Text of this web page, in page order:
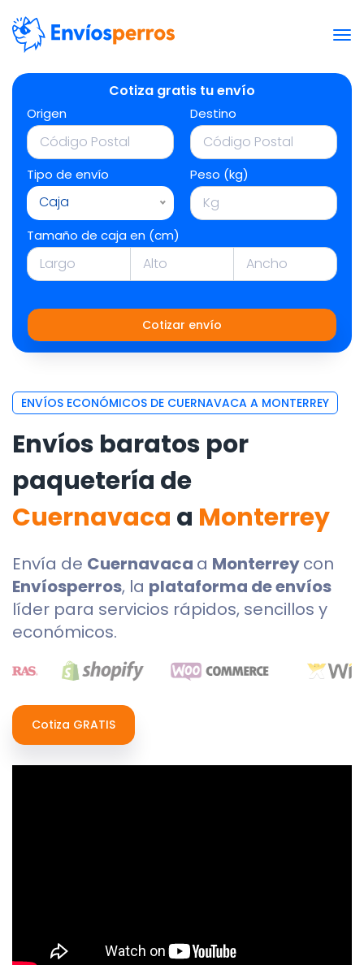
Cotiza gratis tu envío
Origen Destino
Tipo de envío
Caja
Peso (kg)
Tamaño de caja en (cm)
Cotizar envío
ENVÍOS ECONÓMICOS DE CUERNAVACA A MONTERREY
Envíos baratos por
paquetería de
Cuernavaca a Monterrey
Envía de Cuernavaca a Monterreycon
Envíosperros, la plataforma de envíos
líder para servicios rápidos, sencillos y
económicos.
Cotiza GRATIS